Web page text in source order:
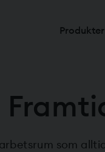
Produkter
som